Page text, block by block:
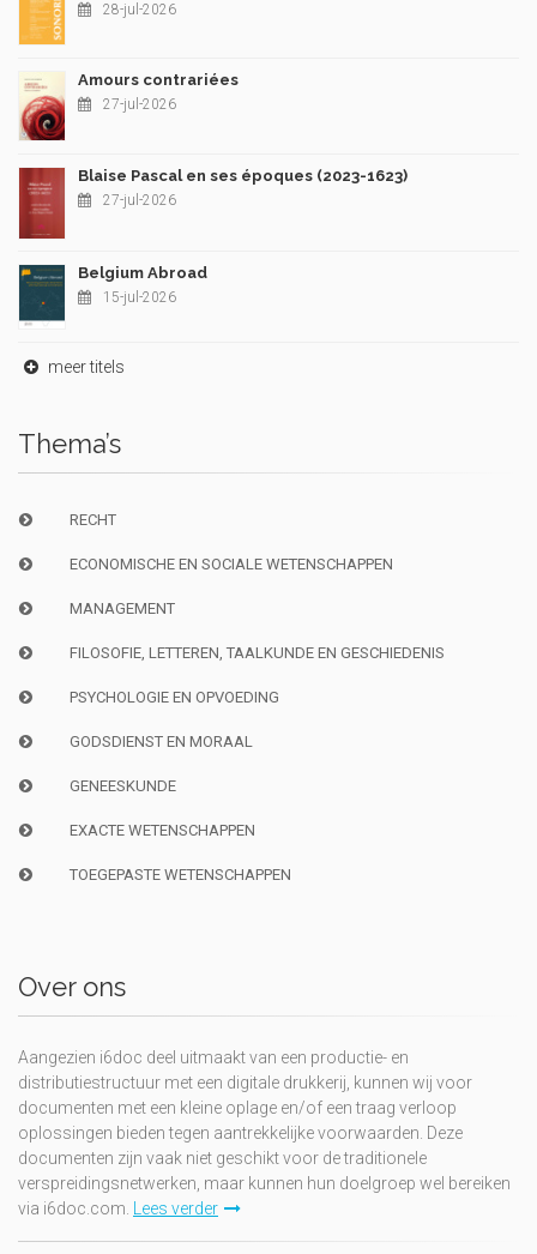
28-jul-2026
Amours contrariées
27-jul-2026
Blaise Pascal en ses époques (2023-1623)
27-jul-2026
Belgium Abroad
15-jul-2026
meer titels
Thema’s
RECHT
ECONOMISCHE EN SOCIALE WETENSCHAPPEN
MANAGEMENT
FILOSOFIE, LETTEREN, TAALKUNDE EN GESCHIEDENIS
PSYCHOLOGIE EN OPVOEDING
GODSDIENST EN MORAAL
GENEESKUNDE
EXACTE WETENSCHAPPEN
TOEGEPASTE WETENSCHAPPEN
Over ons
Aangezien i6doc deel uitmaakt van een productie- en
distributiestructuur met een digitale drukkerij, kunnen wij voor
documenten met een kleine oplage en/of een traag verloop
oplossingen bieden tegen aantrekkelijke voorwaarden. Deze
documenten zijn vaak niet geschikt voor de traditionele
verspreidingsnetwerken, maar kunnen hun doelgroep wel bereiken
via i6doc.com. Lees verder